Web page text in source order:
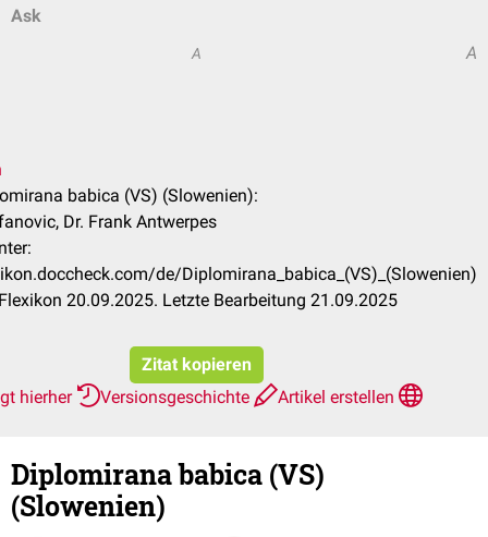
Ask
A A
babica (VS) (Slowenien):
Dr. Frank Antwerpes
de/Diplomirana_babica_(VS)_(Slowenien)
20.09.2025. Letzte Bearbeitung 21.09.2025
Zitat kopieren
hierher
Versionsgeschichte Artikel erstellen
Diplomirana babica (VS)
(Slowenien)